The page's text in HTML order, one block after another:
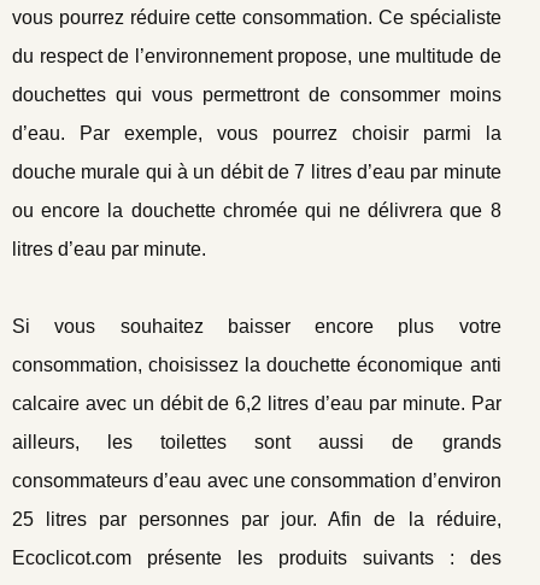
vous pourrez réduire cette consommation. Ce spécialiste
du respect de l’environnement propose, une multitude de
douchettes qui vous permettront de consommer moins
d’eau. Par exemple, vous pourrez choisir parmi la
douche murale qui à un débit de 7 litres d’eau par minute
ou encore la douchette chromée qui ne délivrera que 8
litres d’eau par minute.
Si vous souhaitez baisser encore plus votre
consommation, choisissez la douchette économique anti
calcaire avec un débit de 6,2 litres d’eau par minute. Par
ailleurs, les toilettes sont aussi de grands
consommateurs d’eau avec une consommation d’environ
25 litres par personnes par jour. Afin de la réduire,
Ecoclicot.com présente les produits suivants : des